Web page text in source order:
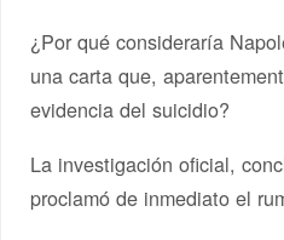
¿Por qué consideraría
una carta que,
evidencia del suicidio?
La investigación oficial,
proclamó de inmediato el